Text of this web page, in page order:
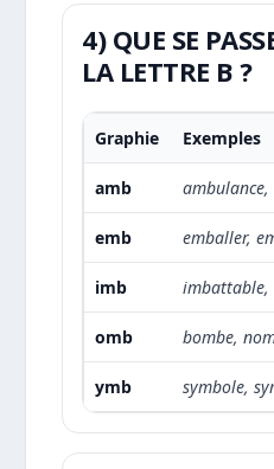
4) QUE SE
LA LETTRE B ?
Graphie Exemples
amb
emb emballer,
imb
omb bombe,
ymb symbole,